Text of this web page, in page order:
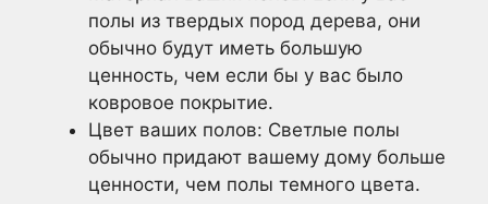
полы из твердых пород дерева, они
обычно будут иметь большую
ценность, чем если бы у вас было
ковровое покрытие.
Цвет ваших полов: Светлые полы
обычно придают вашему дому больше
ценности, чем полы темного цвета.